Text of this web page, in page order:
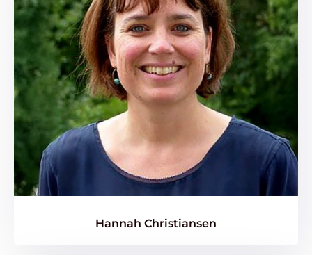
Hannah Christiansen